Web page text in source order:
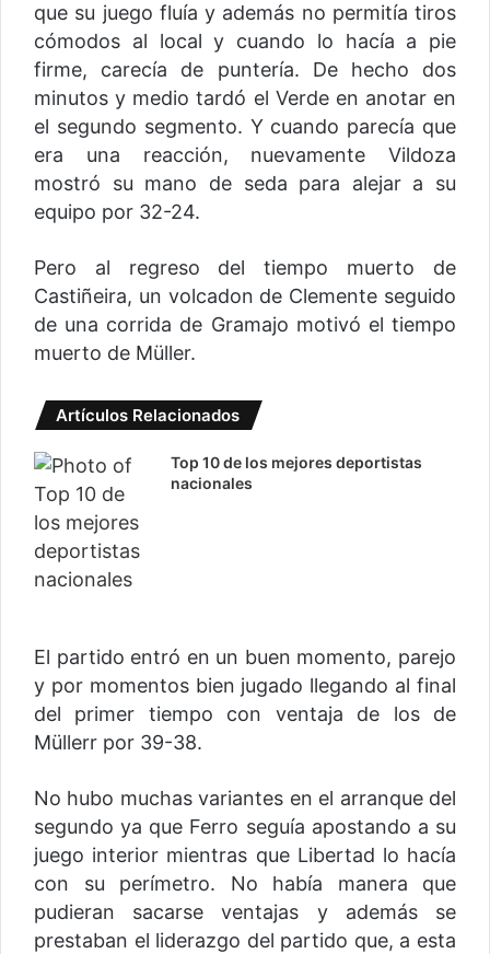
que su juego fluía y además no permitía tiros
cómodos al local y cuando lo hacía a pie
firme, carecía de puntería. De hecho dos
minutos y medio tardó el Verde en anotar en
el segundo segmento. Y cuando parecía que
era una reacción, nuevamente Vildoza
mostró su mano de seda para alejar a su
equipo por 32-24.
Pero al regreso del tiempo muerto de
Castiñeira, un volcadon de Clemente seguido
de una corrida de Gramajo motivó el tiempo
muerto de Müller.
Artículos Relacionados
Top 10 de los mejores deportistas
nacionales
El partido entró en un buen momento, parejo
y por momentos bien jugado llegando al final
del primer tiempo con ventaja de los de
Müllerr por 39-38.
No hubo muchas variantes en el arranque del
segundo ya que Ferro seguía apostando a su
juego interior mientras que Libertad lo hacía
con su perímetro. No había manera que
pudieran sacarse ventajas y además se
prestaban el liderazgo del partido que, a esta